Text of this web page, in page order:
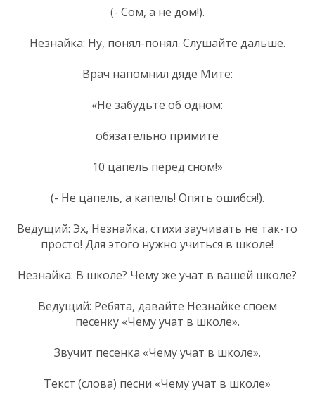
(- Сом, а не дом!).
Незнайка: Ну, понял-понял. Слушайте дальше.
Врач напомнил дяде Мите:
«Не забудьте об одном:
обязательно примите
10 цапель перед сном!»
(- Не цапель, а капель! Опять ошибся!).
Ведущий: Эх, Незнайка, стихи заучивать не так-то
просто! Для этого нужно учиться в школе!
Незнайка: В школе? Чему же учат в вашей школе?
Ведущий: Ребята, давайте Незнайке споем
песенку «Чему учат в школе».
Звучит песенка «Чему учат в школе».
Текст (слова) песни «Чему учат в школе»